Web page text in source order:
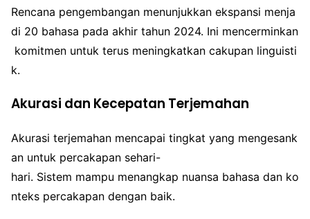
Rencana pengembangan menunjukkan ekspansi menja
di 20 bahasa pada akhir tahun 2024. Ini mencerminkan
komitmen untuk terus meningkatkan cakupan linguisti
k.
Akurasi dan Kecepatan Terjemahan
Akurasi terjemahan mencapai tingkat yang mengesank
an untuk percakapan sehari-
hari. Sistem mampu menangkap nuansa bahasa dan ko
nteks percakapan dengan baik.